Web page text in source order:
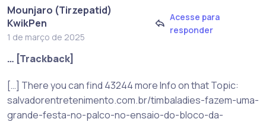
Mounjaro (Tirzepatid)
KwikPen
1 de março de 2025
Acesse para
responder
… [Trackback]
[…] There you can find 43244 more Info on that Topic:
salvadorentretenimento.com.br/timbaladies-fazem-uma-
grande-festa-no-palco-no-ensaio-do-bloco-da-